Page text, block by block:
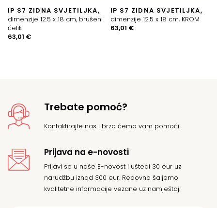
IP S7 ZIDNA SVJETILJKA,
dimenzije 12.5 x 18 cm, brušeni
čelik
63,01 €
IP S7 ZIDNA SVJETILJKA,
dimenzije 12.5 x 18 cm, KROM
63,01 €
Trebate pomoć?
Kontaktirajte nas i brzo ćemo vam pomoći.
Prijava na e-novosti
Prijavi se u naše E-novost i uštedi 30 eur uz
narudžbu iznad 300 eur. Redovno šaljemo
kvalitetne informacije vezane uz namještaj.